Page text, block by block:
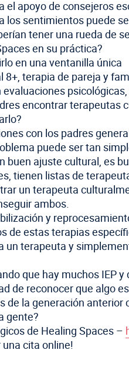
el apoyo de consejeros
los sentimientos puede
tener una rueda de
en su práctica?
en una ventanilla única
8+, terapia de pareja y
encontrar terapeutas
con los padres
puede ser tan
buen ajuste cultural, es
tienen listas de
un terapeuta
ambos.
y
de estas terapias
un terapeuta y
que hay muchos IEP
de reconocer que algo
de la generación
gente?
de Healing Spaces –
una cita online!